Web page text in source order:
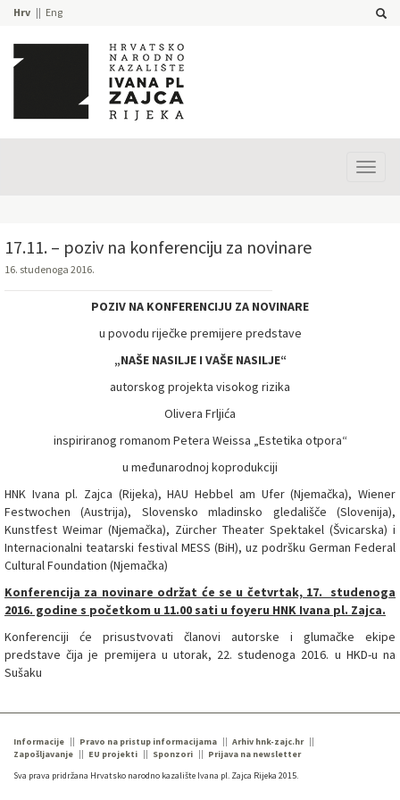
Hrv Eng
17.11. – poziv na konferenciju za novinare
16. studenoga 2016.
POZIV NA KONFERENCIJU ZA NOVINARE
u povodu riječke premijere predstave
„NAŠE NASILJE I VAŠE NASILJE“
autorskog projekta visokog rizika
Olivera Frljića
inspiriranog romanom Petera Weissa „Estetika otpora“
u međunarodnoj koprodukciji
HNK Ivana pl. Zajca (Rijeka), HAU Hebbel am Ufer (Njemačka), Wiener
Festwochen (Austrija), Slovensko mladinsko gledališče (Slovenija),
Kunstfest Weimar (Njemačka), Zürcher Theater Spektakel (Švicarska) i
Internacionalni teatarski festival MESS (BiH), uz podršku German Federal
Cultural Foundation (Njemačka)
Konferencija za novinare održat će se u četvrtak, 17. studenoga
2016. godine s početkom u 11.00 sati u foyeru HNK Ivana pl. Zajca.
Konferenciji će prisustvovati članovi autorske i glumačke ekipe
predstave čija je premijera u utorak, 22. studenoga 2016. u HKD-u na
Sušaku
Informacije Pravo na pristup informacijama
Arhiv hnk-zajc.hr
Zapošljavanje
EU projekti Sponzori
Prijava na newsletter
Sva prava pridržana Hrvatsko narodno kazalište Ivana pl. Zajca Rijeka 2015.